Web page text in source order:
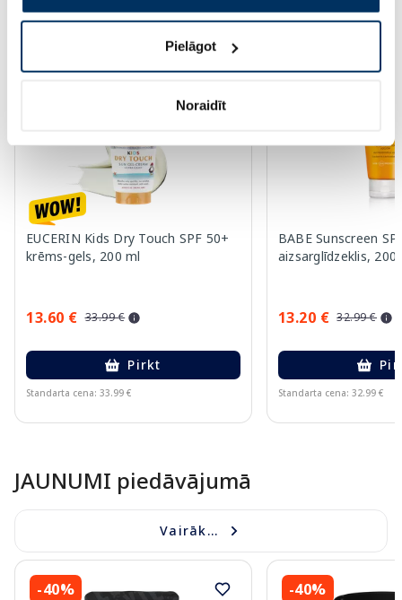
Pielāgot
Noraidīt
Vairāk...
-60%
EUCERIN Kids Dry Touch SPF 50+
krēms-gels, 200 ml
13.60 € 33.99 €
Pirkt
Standarta cena: 33.99 €
-60%
BABE Sunscreen
aizsarglīdzeklis, 200
13.20 € 32.99 €
Standarta cena: 32.99 €
JAUNUMI piedāvājumā
Vairāk...
-40% -40%